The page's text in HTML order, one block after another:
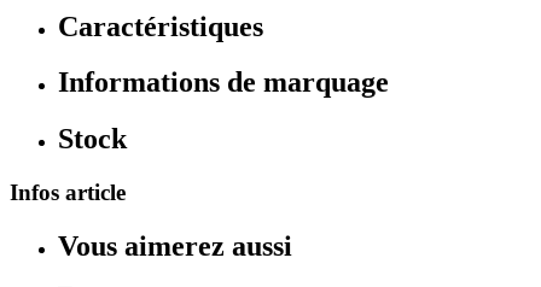
Caractéristiques
Informations de marquage
Stock
Infos article
Vous aimerez aussi